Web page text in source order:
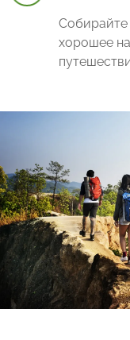
Собирайте
хорошее